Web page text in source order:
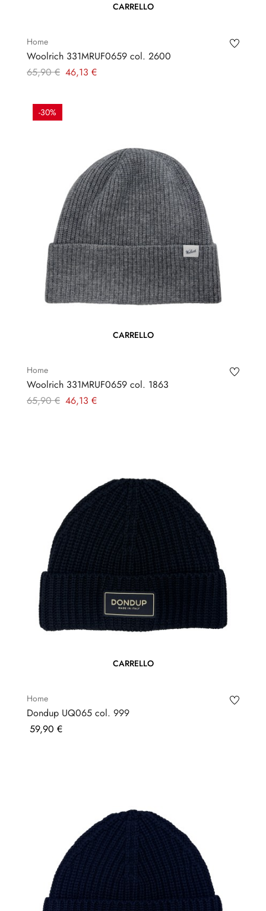
CARRELLO
Home
Woolrich 331MRUF0659 col. 2600
Prezzo
65,90 € Prezzo
46,13 €
-30%
CARRELLO
Home
Woolrich 331MRUF0659 col. 1863
Prezzo
65,90 € Prezzo
46,13 €
CARRELLO
Home
Dondup UQ065 col. 999
Prezzo
59,90 €